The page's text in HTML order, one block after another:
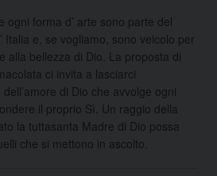
ogni forma d’ arte sono parte del
Italia e, se vogliamo, sono veicolo per
alla bellezza di Dio. La proposta di
ci invita a lasciarci
di Dio che avvolge ogni
il proprio Sì. Un raggio della
la tuttasanta Madre di Dio possa
che si mettono in ascolto.